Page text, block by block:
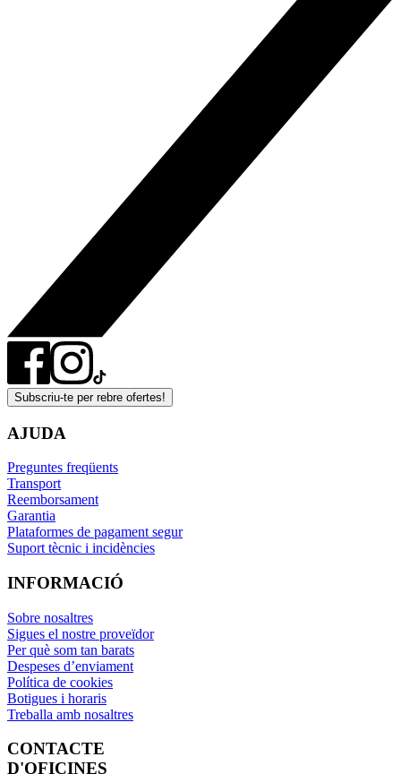
Subscriu-te per rebre ofertes!
AJUDA
Preguntes freqüents
Transport
Reemborsament
Garantia
Plataformes de pagament segur
Suport tècnic i incidències
INFORMACIÓ
Sobre nosaltres
Sigues el nostre proveïdor
Per què som tan barats
Despeses d’enviament
Política de cookies
Botigues i horaris
Treballa amb nosaltres
CONTACTE
D'OFICINES